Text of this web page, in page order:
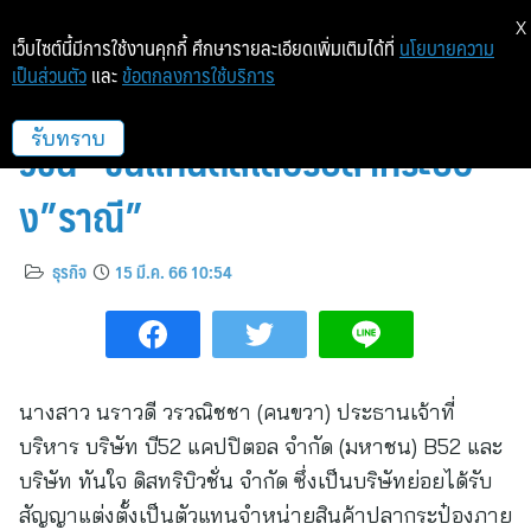
B52 ปลื้ม! บ.ย่อย “ทันใจ ดิสทริบิ
วชั่น” ขึ้นแท่นดีลเลอร์ปลากระป๋อ
ง”ราณี”
ธุรกิจ 15 มี.ค. 66 10:54
นางสาว นราวดี วรวณิชชา (คนขวา) ประธานเจ้าที่
บริหาร บริษัท บี52 แคปปิตอล จำกัด (มหาชน) B52 และ
บริษัท ทันใจ ดิสทริบิวชั่น จำกัด ซึ่งเป็นบริษัทย่อยได้รับ
สัญญาแต่งตั้งเป็นตัวแทนจำหน่ายสินค้าปลากระป๋องภาย
เว็บไซต์นี้มีการใช้งานคุกกี้ ศึกษารายละเอียดเพิ่มเติมได้ที่ นโยบายความ
เป็นส่วนตัว และ ข้อตกลงการใช้บริการ
รับทราบ
X